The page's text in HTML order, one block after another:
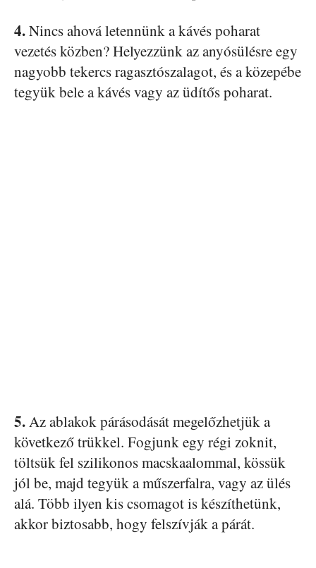
4.Nincs ahová letennünk a kávés poharat
vezetés közben? Helyezzünk az anyósülésre egy
nagyobb tekercs ragasztószalagot, és a közepébe
tegyük bele a kávés vagy az üdítős poharat.
5.Az ablakok párásodását megelőzhetjük a
következő trükkel. Fogjunk egy régi zoknit,
töltsük fel szilikonos macskaalommal, kössük
jól be, majd tegyük a műszerfalra, vagy az ülés
alá. Több ilyen kis csomagot is készíthetünk,
akkor biztosabb, hogy felszívják a párát.